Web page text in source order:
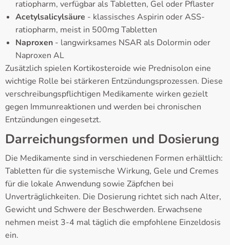
ratiopharm, verfügbar als Tabletten, Gel oder Pflaster
Acetylsalicylsäure - klassisches Aspirin oder ASS-
ratiopharm, meist in 500mg Tabletten
Naproxen - langwirksames NSAR als Dolormin oder
Naproxen AL
Zusätzlich spielen Kortikosteroide wie Prednisolon eine
wichtige Rolle bei stärkeren Entzündungsprozessen. Diese
verschreibungspflichtigen Medikamente wirken gezielt
gegen Immunreaktionen und werden bei chronischen
Entzündungen eingesetzt.
Darreichungsformen und Dosierung
Die Medikamente sind in verschiedenen Formen erhältlich:
Tabletten für die systemische Wirkung, Gele und Cremes
für die lokale Anwendung sowie Zäpfchen bei
Unverträglichkeiten. Die Dosierung richtet sich nach Alter,
Gewicht und Schwere der Beschwerden. Erwachsene
nehmen meist 3-4 mal täglich die empfohlene Einzeldosis
ein.